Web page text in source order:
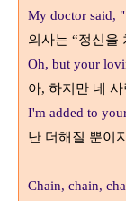
My doctor said,
의사는 “정신을
Oh, but your
아, 하지만 네
I'm added to
난 더해질 뿐이
Chain, chain,